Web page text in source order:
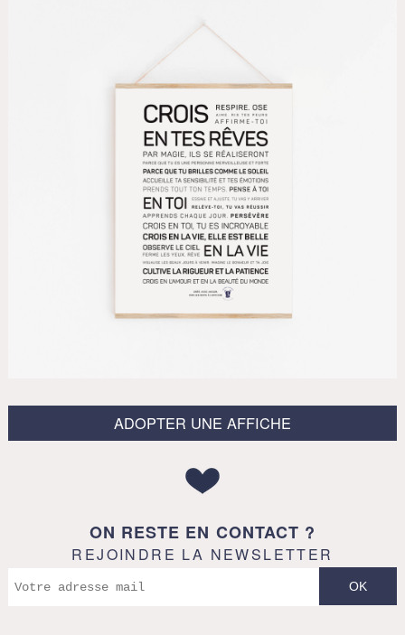
ADOPTER UNE AFFICHE
ON RESTE EN CONTACT ?
REJOINDRE LA NEWSLETTER